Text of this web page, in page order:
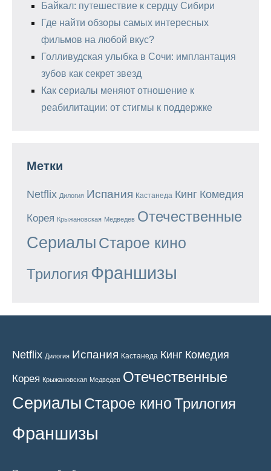
Байкал: путешествие к сердцу Сибири
Где найти обзоры самых интересных
фильмов на любой вкус?
Голливудская улыбка в Сочи: имплантация
зубов как секрет звезд
Как сериалы меняют отношение к
реабилитации: от стигмы к поддержке
Метки
Netflix Дилогия Испания Кастанеда Кинг Комедия
Корея Крыжановская Медведев Отечественные
Сериалы Старое кино
Трилогия Франшизы
Netflix Дилогия Испания Кастанеда Кинг Комедия
Корея Крыжановская Медведев Отечественные
Сериалы Старое киноТрилогия
Франшизы